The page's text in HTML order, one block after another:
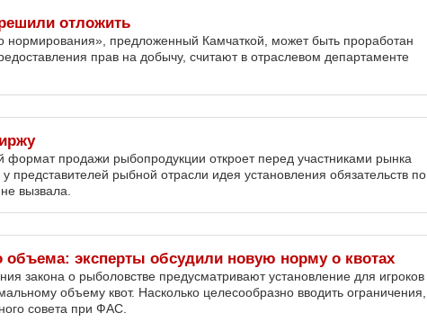
отложить
нормирования», предложенный Камчаткой, может быть проработан
прав на добычу, считают в отраслевом департаменте
формат продажи рыбопродукции откроет перед участниками рынка
представителей рыбной отрасли идея установления обязательств по
вызвала.
объема: эксперты обсудили новую норму о квотах
закона о рыболовстве предусматривают установление для игроков
объему квот. Насколько целесообразно вводить ограничения,
совета при ФАС.